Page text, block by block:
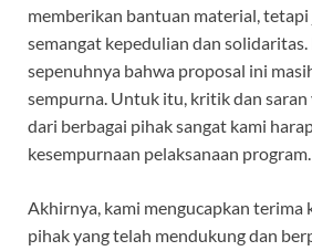
memberikan bantuan material,
semangat kepedulian dan
sepenuhnya bahwa proposal ini
sempurna. Untuk itu, kritik dan saran
dari berbagai pihak sangat kami
kesempurnaan pelaksanaan program.
Akhirnya, kami mengucapkan terima
pihak yang telah mendukung dan